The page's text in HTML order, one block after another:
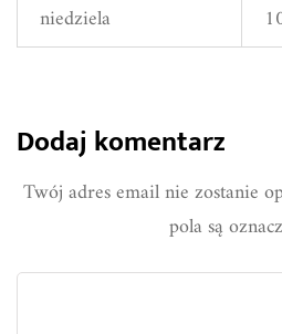
niedziela
Dodaj komentarz
Twój adres email nie zostanie
pola są